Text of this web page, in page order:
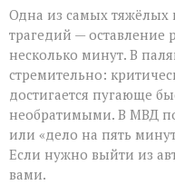
Одна из самых
трагедий — оставление
несколько минут. В
стремительно:
достигается пугающе
необратимыми. В МВД
или «дело на пять
Если нужно выйти из
вами.